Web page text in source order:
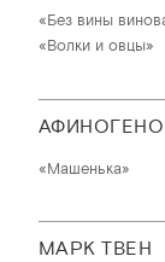
«Без вины
«Волки и овцы»
«Машенька»
МАРК ТВЕН